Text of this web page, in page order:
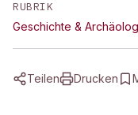
RUBRIK
Geschichte &
Teilen Drucken